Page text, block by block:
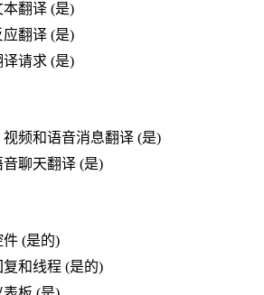
本翻译 (是)
应翻译 (是)
请求 (是)
视频和语音消息翻译 (是)
音聊天翻译 (是)
件 (是的)
和线程 (是的)